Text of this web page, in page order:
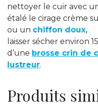
nettoyer le cuir avec
étalé le cirage crème
ou un chiffon doux,
laisser sécher environ
d’une brosse crin de
lustreur.
Produits